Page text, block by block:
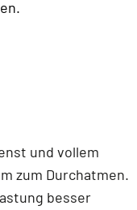
und vollem
zum Durchatmen.
besser